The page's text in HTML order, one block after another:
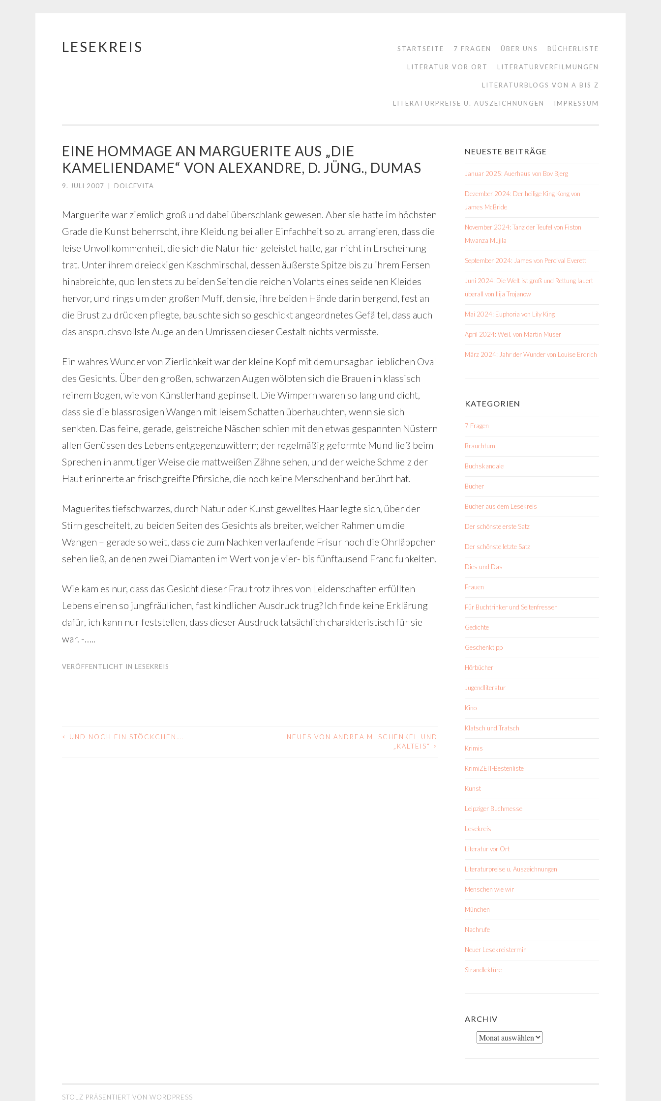
Springe
LESEKREIS STARTSEITE 7 FRAGEN ÜBER UNS BÜCHERLISTE
LITERATUR VOR ORT LITERATURVERFILMUNGEN
LITERATURBLOGS VON A BIS Z
LITERATURPREISE U. AUSZEICHNUNGEN IMPRESSUM
EINE HOMMAGE AN MARGUERITE AUS „DIE
KAMELIENDAME“ VON ALEXANDRE, D. JÜNG., DUMAS
9. JULI 2007 DOLCEVITA
Marguerite war ziemlich groß und dabei überschlank gewesen. Aber sie hatte im höchsten
Grade die Kunst beherrscht, ihre Kleidung bei aller Einfachheit so zu arrangieren, dass die
leise Unvollkommenheit, die sich die Natur hier geleistet hatte, gar nicht in Erscheinung
trat. Unter ihrem dreieckigen Kaschmirschal, dessen äußerste Spitze bis zu ihrem Fersen
hinabreichte, quollen stets zu beiden Seiten die reichen Volants eines seidenen Kleides
hervor, und rings um den großen Muff, den sie, ihre beiden Hände darin bergend, fest an
die Brust zu drücken pflegte, bauschte sich so geschickt angeordnetes Gefältel, dass auch
das anspruchsvollste Auge an den Umrissen dieser Gestalt nichts vermisste.
Ein wahres Wunder von Zierlichkeit war der kleine Kopf mit dem unsagbar lieblichen Oval
des Gesichts. Über den großen, schwarzen Augen wölbten sich die Brauen in klassisch
reinem Bogen, wie von Künstlerhand gepinselt. Die Wimpern waren so lang und dicht,
dass sie die blassrosigen Wangen mit leisem Schatten überhauchten, wenn sie sich
senkten. Das feine, gerade, geistreiche Näschen schien mit den etwas gespannten Nüstern
allen Genüssen des Lebens entgegenzuwittern; der regelmäßig geformte Mund ließ beim
Sprechen in anmutiger Weise die mattweißen Zähne sehen, und der weiche Schmelz der
Haut erinnerte an frischgreifte Pfirsiche, die noch keine Menschenhand berührt hat.
Maguerites tiefschwarzes, durch Natur oder Kunst gewelltes Haar legte sich, über der
Stirn gescheitelt, zu beiden Seiten des Gesichts als breiter, weicher Rahmen um die
Wangen – gerade so weit, dass die zum Nachken verlaufende Frisur noch die Ohrläppchen
sehen ließ, an denen zwei Diamanten im Wert von je vier- bis fünftausend Franc funkelten.
Wie kam es nur, dass das Gesicht dieser Frau trotz ihres von Leidenschaften erfüllten
Lebens einen so jungfräulichen, fast kindlichen Ausdruck trug? Ich finde keine Erklärung
dafür, ich kann nur feststellen, dass dieser Ausdruck tatsächlich charakteristisch für sie
war. -…..
VERÖFFENTLICHT IN LESEKREIS
BEITRAGS-
< UND NOCH EIN STÖCKCHEN….
NEUES VON ANDREA M. SCHENKEL UND
„KALTEIS“ >
NEUESTE BEITRÄGE
Januar 2025: Auerhaus von Bov Bjerg
Dezember 2024: Der heilige King Kong von
James McBride
November 2024: Tanz der Teufel von Fiston
Mwanza Mujila
September 2024: James von Percival Everett
Juni 2024: Die Welt ist groß und Rettung lauert
überall von Ilija Trojanow
Mai 2024: Euphoria von Lily King
April 2024: Weil. von Martin Muser
März 2024: Jahr der Wunder von Louise Erdrich
KATEGORIEN
7 Fragen
Brauchtum
Buchskandale
Bücher
Bücher aus dem Lesekreis
Der schönste erste Satz
Der schönste letzte Satz
Dies und Das
Frauen
Für Buchtrinker und Seitenfresser
Gedichte
Geschenktipp
Hörbücher
Jugendliteratur
Kino
Klatsch und Tratsch
Krimis
KrimiZEIT-Bestenliste
Kunst
Leipziger Buchmesse
Lesekreis
Literatur vor Ort
Literaturpreise u. Auszeichnungen
Menschen wie wir
München
Nachrufe
Neuer Lesekreistermin
Strandlektüre
ARCHIV
Archiv
STOLZ PRÄSENTIERT VON WORDPRESS